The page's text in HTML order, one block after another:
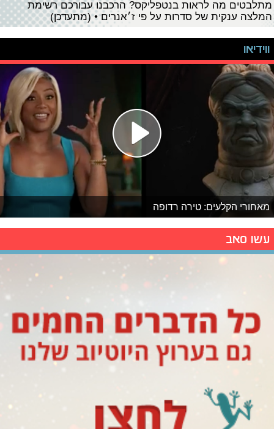
מתלבטים מה לראות בנטפליקס? הרכבנו עבורכם רשימת
המלצה ענקית של סדרות על פי ז׳אנרים • (מתעדכן)
ווידיאו
מאחורי הקלעים: טירה רדופה
עשו סאב